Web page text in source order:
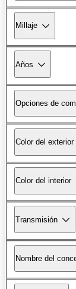
Millaje
Años
Opciones de
Color del exterior
Color del interior
Transmisión
Nombre del